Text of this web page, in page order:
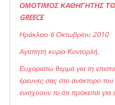
ΟΜΟΤΙΜΟΣ ΚΑΘΗΓΗΤΗΣ
GREECE
Ηράκλειο 6 Οκτωβρίου 2010
Αγαπητή κυρία Κοντορλή,
Ευχαριστώ θερμά για τη
έρευνες σας στο ανάκτορο
ενισχύουν το ότι πρόκειται